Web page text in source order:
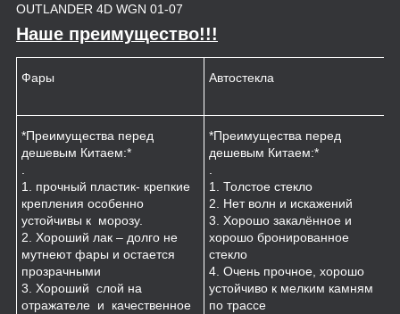
OUTLANDER 4D WGN 01-07
Наше преимущество!!!
Фары Автостекла
*Преимущества перед
дешевым Китаем:*
.
1. прочный пластик- крепкие
крепления особенно
устойчивы к морозу.
2. Хороший лак – долго не
мутнеют фары и остается
прозрачными
3. Хороший слой на
отражателе и качественное
*Преимущества перед
дешевым Китаем:*
.
1. Толстое стекло
2. Нет волн и искажений
3. Хорошо закалённое и
хорошо бронированное
стекло
4. Очень прочное, хорошо
устойчиво к мелким камням
по трассе